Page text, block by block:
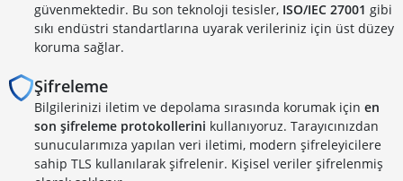
güvenmektedir. Bu son teknoloji tesisler, ISO/IEC 27001 gibi
sıkı endüstri standartlarına uyarak verileriniz için üst düzey
koruma sağlar.
Şifreleme
Bilgilerinizi iletim ve depolama sırasında korumak için en
son şifreleme protokollerini kullanıyoruz. Tarayıcınızdan
sunucularımıza yapılan veri iletimi, modern şifreleyicilere
sahip TLS kullanılarak şifrelenir. Kişisel veriler şifrelenmiş